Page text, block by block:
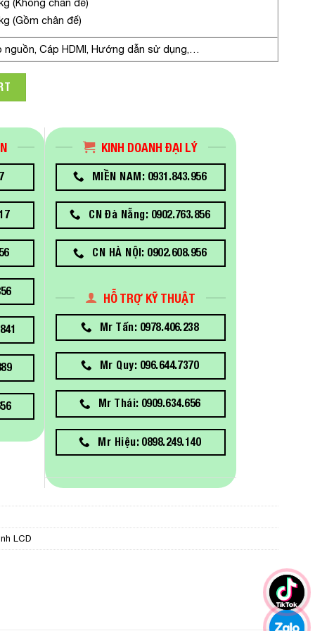
(Gồm chân đế)
nguồn, Cáp HDMI, Hướng dẫn sử dụng,…
27 inch FHD 75Hz quantity
KINH DOANH ĐẠI LÝ
MIỀN NAM: 0931.843.956
CN Đà Nẵng: 0902.763.856
CN HÀ NỘI: 0902.608.956
HỖ TRỢ KỸ THUẬT
Mr Tấn: 0978.406.238
Mr Quy: 096.644.7370
Mr Thái: 0909.634.656
Mr Hiệu: 0898.249.140
LCD